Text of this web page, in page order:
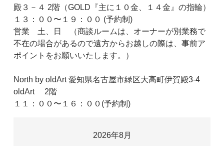
殿３－４ 2階（GOLD『主に１０金、１４金』の指輪）
１３：００〜１９：００ (予約制)
営業 土、日 （商談ルームは、オーナーが別業務で
不在の場合があるので遠方からお越しの際は、事前ア
ポイントをお願いいたします。）
North by oldArt 愛知県名古屋市緑区大高町伊賀殿3-4
oldArt 2階
１１：００〜１６：００(予約制)
2026年8月